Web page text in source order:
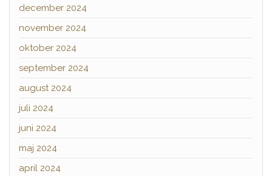
december 2024
november 2024
oktober 2024
september 2024
august 2024
juli 2024
juni 2024
maj 2024
april 2024